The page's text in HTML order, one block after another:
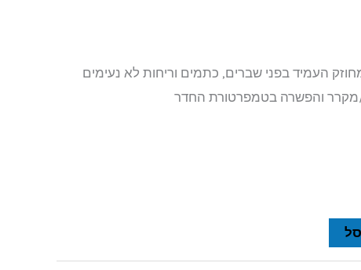
מקרר והפשרה בטמפרטורת החדר